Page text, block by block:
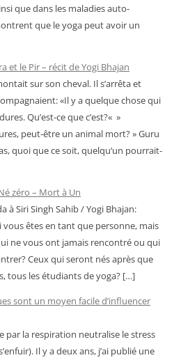
que dans les maladies auto-
que le yoga peut avoir un
et le Pir – récit de Yogi Bhajan
sur son cheval. Il s’arrêta et
«Il y a quelque chose qui
Qu’est-ce que c’est?« »
peut-être un animal mort? » Guru
quoi que ce soit, quelqu’un pourrait-
zéro – Mort à Un
à Siri Singh Sahib / Yogi Bhajan:
êtes en tant que personne, mais
ne vous ont jamais rencontré ou qui
Ceux qui seront nés après que
tous les étudiants de yoga? […]
sont un moyen facile d’influencer
par la respiration neutralise le stress
Il y a deux ans, j’ai publié une